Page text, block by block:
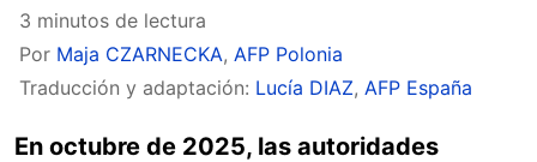
3 minutos de lectura
Por Maja CZARNECKA, AFP Polonia
Traducción y adaptación: Lucía DIAZ, AFP España
En octubre de 2025, las autoridades